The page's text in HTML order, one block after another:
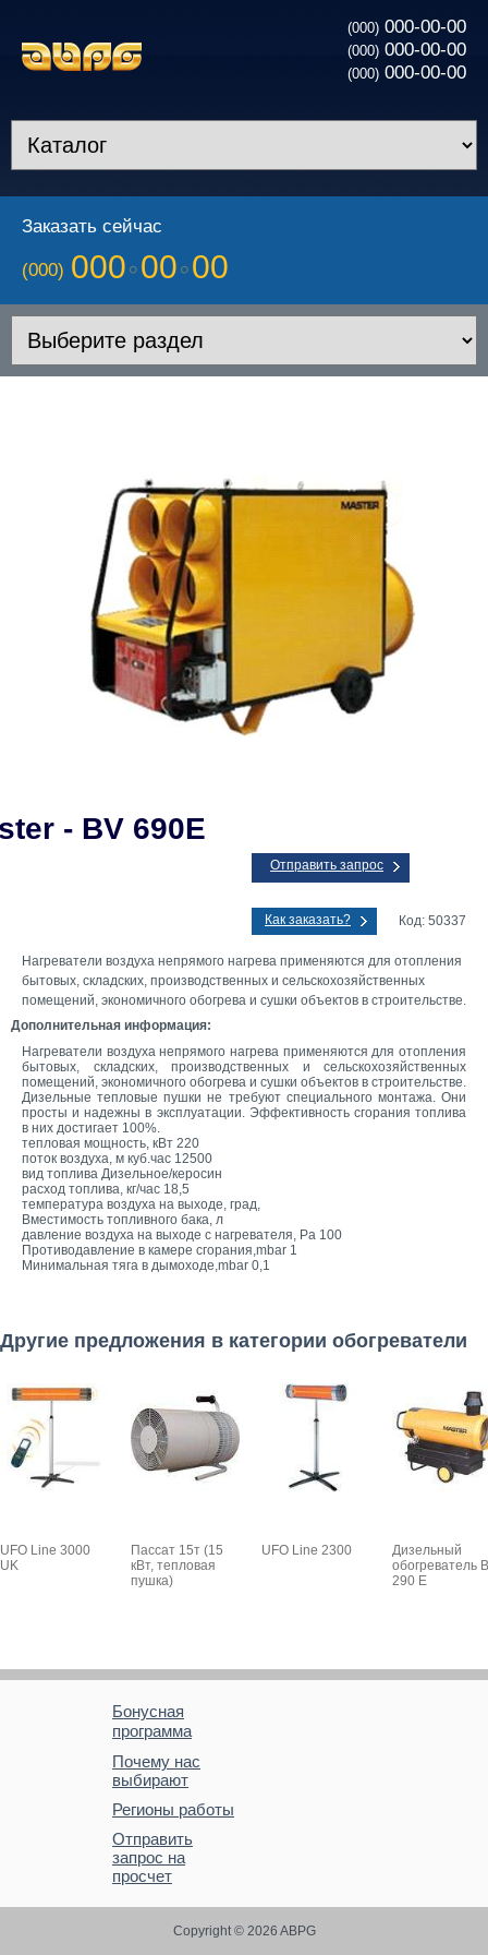
(000) 000-00-00
(000) 000-00-00
(000) 000-00-00
Заказать сейчас
(000) 000 00 00
- BV 690E
Отправить запрос
Как заказать? Код: 50337
Нагреватели воздуха непрямого нагрева применяются для отопления
бытовых, складских, производственных и сельскохозяйственных
помещений, экономичного обогрева и сушки объектов в строительстве.
Дополнительная информация:
Нагреватели воздуха непрямого нагрева применяются для отопления
бытовых, складских, производственных и сельскохозяйственных
помещений, экономичного обогрева и сушки объектов в строительстве.
Дизельные тепловые пушки не требуют специального монтажа. Они
просты и надежны в эксплуатации. Эффективность сгорания топлива
в них достигает 100%.
тепловая мощность, кВт 220
поток воздуха, м куб.час 12500
вид топлива Дизельное/керосин
расход топлива, кг/час 18,5
температура воздуха на выходе, град,
Вместимость топливного бака, л
давление воздуха на выходе с нагревателя, Ра 100
Противодавление в камере сгорания,mbar 1
Минимальная тяга в дымоходе,mbar 0,1
Другие предложения в категории обогреватели
UFO Line 3000
UK
Пассат 15т (15
кВт, тепловая
пушка)
UFO Line 2300
Дизельный
обогреватель
290 E
Бонусная
программа
Почему нас
выбирают
Регионы работы
Отправить
запрос на
просчет
Copyright © 2026 ABPG